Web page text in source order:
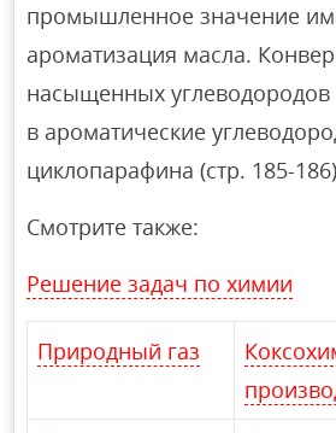
промышленное значение
ароматизация масла.
насыщенных углеводородов
в ароматические
циклопарафина (стр. 185-
Смотрите также:
Решение задач по химии
Природный газ